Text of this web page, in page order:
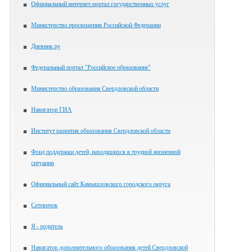
Официальный интернет-портал государственных услуг
Министерство просвещения Российской Федерации
Дневник.ру
Федеральный портал "Российское образование"
Министерство образования Свердловской области
Навигатор ГИА
Институт развития образования Свердловской области
Фонд поддержки детей, находящихся в трудной жизненной
ситуации
Официальный сайт Камышловского городского округа
Сетевичок
Я - родитель
Навигатор дополнительного образования детей Свердловской